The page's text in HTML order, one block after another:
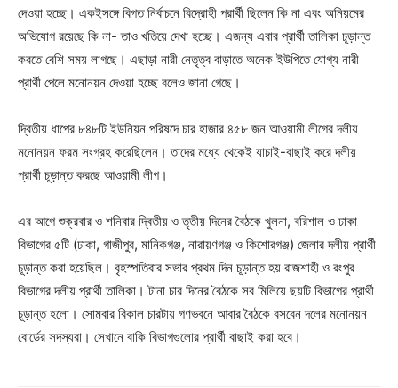
দেওয়া হচ্ছে। একইসঙ্গে বিগত নির্বাচনে বিদ্রোহী প্রার্থী ছিলেন কি না এবং অনিয়মের
অভিযোগ রয়েছে কি না- তাও খতিয়ে দেখা হচ্ছে। এজন্য এবার প্রার্থী তালিকা চূড়ান্ত
করতে বেশি সময় লাগছে। এছাড়া নারী নেতৃত্ব বাড়াতে অনেক ইউপিতে যোগ্য নারী
প্রার্থী পেলে মনোনয়ন দেওয়া হচ্ছে বলেও জানা গেছে।
দ্বিতীয় ধাপের ৮৪৮টি ইউনিয়ন পরিষদে চার হাজার ৪৫৮ জন আওয়ামী লীগের দলীয়
মনোনয়ন ফরম সংগ্রহ করেছিলেন। তাদের মধ্যে থেকেই যাচাই-বাছাই করে দলীয়
প্রার্থী চূড়ান্ত করছে আওয়ামী লীগ।
এর আগে শুক্রবার ও শনিবার দ্বিতীয় ও তৃতীয় দিনের বৈঠকে খুলনা, বরিশাল ও ঢাকা
বিভাগের ৫টি (ঢাকা, গাজীপুর, মানিকগঞ্জ, নারায়ণগঞ্জ ও কিশোরগঞ্জ) জেলার দলীয় প্রার্থী
চূড়ান্ত করা হয়েছিল। বৃহস্পতিবার সভার প্রথম দিন চূড়ান্ত হয় রাজশাহী ও রংপুর
বিভাগের দলীয় প্রার্থী তালিকা। টানা চার দিনের বৈঠকে সব মিলিয়ে ছয়টি বিভাগের প্রার্থী
চূড়ান্ত হলো। সোমবার বিকাল চারটায় গণভবনে আবার বৈঠকে বসবেন দলের মনোনয়ন
বোর্ডের সদস্যরা। সেখানে বাকি বিভাগগুলোর প্রার্থী বাছাই করা হবে।